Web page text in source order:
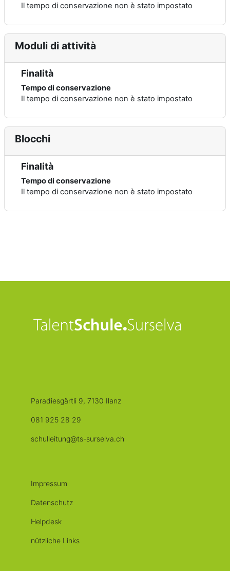
Il tempo di conservazione non è stato impostato
Moduli di attività
Finalità
Tempo di conservazione
Il tempo di conservazione non è stato impostato
Blocchi
Finalità
Tempo di conservazione
Il tempo di conservazione non è stato impostato
Paradiesgärtli 9, 7130 Ilanz
081 925 28 29
schulleitung@ts-surselva.ch
Impressum
Datenschutz
Helpdesk
nützliche Links